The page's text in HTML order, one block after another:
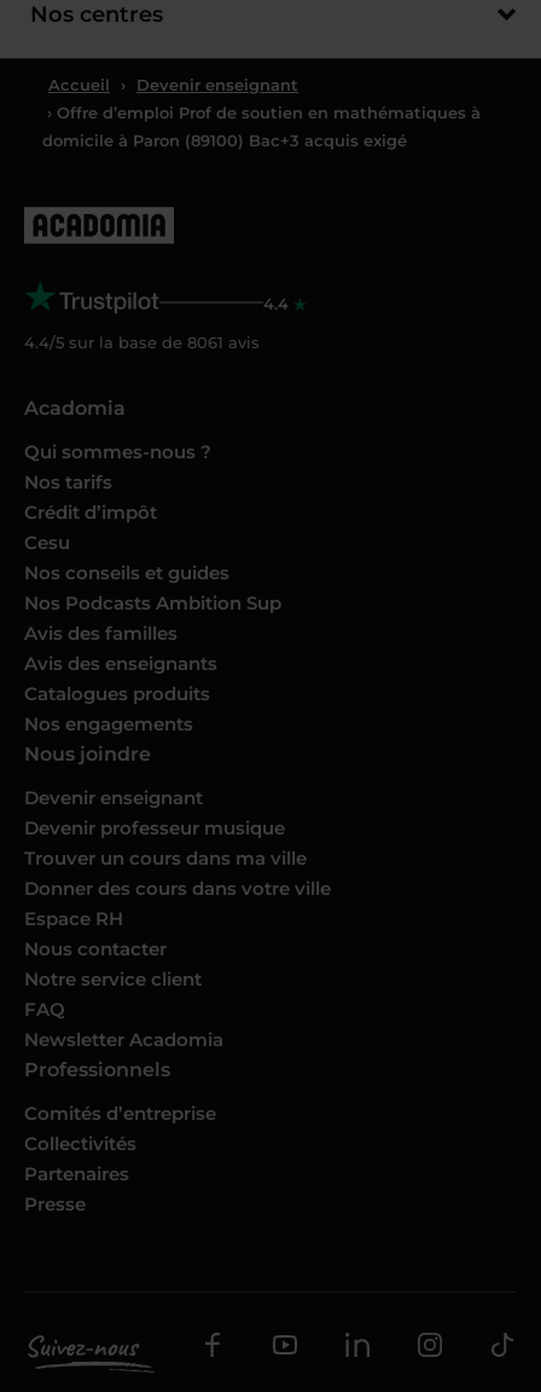
Nos centres
Accueil ›
Devenir enseignant
› Offre d’emploi Prof de soutien en mathématiques à
domicile à Paron (89100) Bac+3 acquis exigé
4.4
4.4/5 sur la base de 8061 avis
Acadomia
Qui sommes-nous ?
Nos tarifs
Crédit d’impôt
Cesu
Nos conseils et guides
Nos Podcasts Ambition Sup
Avis des familles
Avis des enseignants
Catalogues produits
Nos engagements
Nous joindre
Devenir enseignant
Devenir professeur musique
Trouver un cours dans ma ville
Donner des cours dans votre ville
Espace RH
Nous contacter
Notre service client
FAQ
Newsletter Acadomia
Professionnels
Comités d’entreprise
Collectivités
Partenaires
Presse